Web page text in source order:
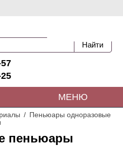
МЕНЮ
Пеньюары одноразовые
пеньюары